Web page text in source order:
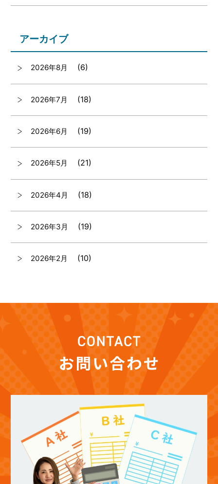
アーカイブ
2026年8月 (6)
2026年7月 (18)
2026年6月 (19)
2026年5月 (21)
2026年4月 (18)
2026年3月 (19)
2026年2月 (10)
2025年9月 (12)
2025年8月 (13)
2025年7月 (14)